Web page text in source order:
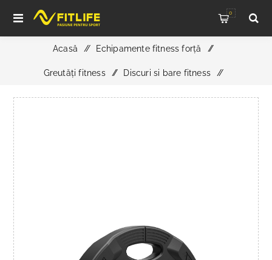
0
Acasă / Echipamente fitness forță /
Greutăți fitness / Discuri si bare fitness /
ATX Polyurethan 4-Grip Hantelscheibe 50 mm 15 kg - Disc